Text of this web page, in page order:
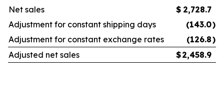
Net sales
$ 2,728.7
Adjustment for constant shipping days
(143.0)
Adjustment for constant exchange rates
(126.8)
Adjusted net sales
$2,458.9